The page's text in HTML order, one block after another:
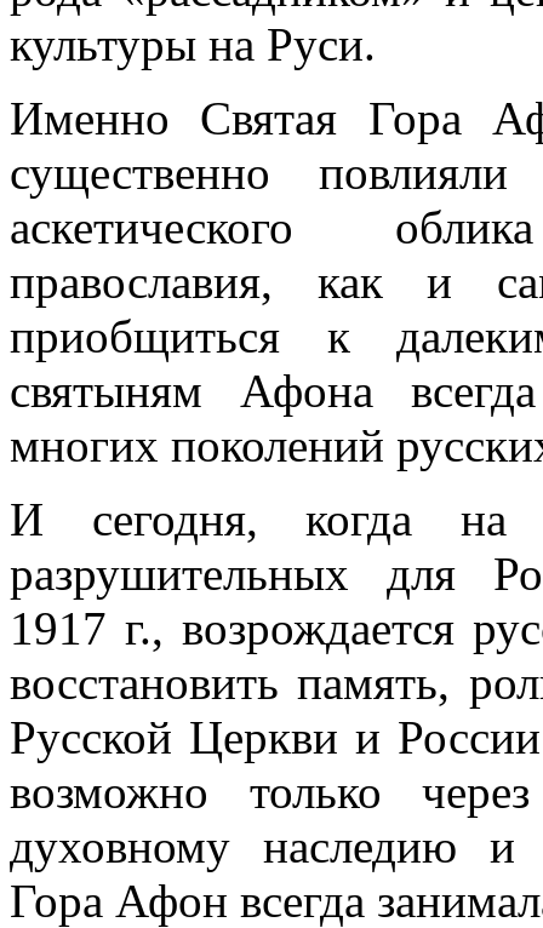
культуры на Руси.
Именно Святая Гора
существенно
аскетического
православия, как и
приобщиться к
святыням Афона
многих поколений
И сегодня, когда на
разрушительных для
1917 г., возрождается
восстановить память,
Русской Церкви и
возможно только
духовному наследию и
Гора Афон всегда